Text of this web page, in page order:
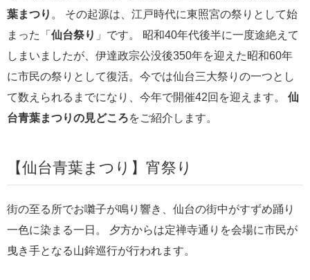
葉まつり 。 その起源は、江戸時代に東照宮の祭りとして始
まった「 仙台祭り 」です。 昭和40年代後半に一度途絶えて
しまいましたが、伊達政宗公没後350年を迎えた昭和60年
に市民の祭りとして復活。今では仙台三大祭りの一つとし
て数えられるまでになり、今年で開催42回を迎えます。 仙
台青葉まつりの見どころをご紹介します。
【仙台青葉まつり】宵祭り
街の至る所でお囃子が鳴り響き、仙台の街中がすずめ踊り
一色に染まる一日。 夕方からは定禅寺通りを会場に市民が
曳き手となる山鉾巡行が行われます。